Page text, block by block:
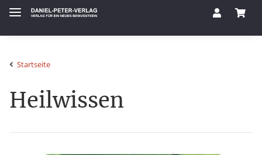
Startseite
Heilwissen